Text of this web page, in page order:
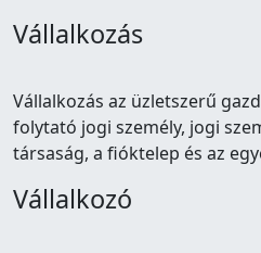
Vállalkozás
Vállalkozás az üzletszerű
folytató jogi személy, jogi
társaság, a fióktelep és az
Vállalkozó